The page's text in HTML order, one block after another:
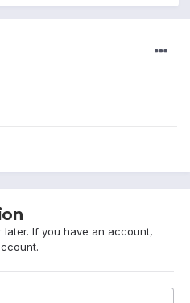
If you have an account,